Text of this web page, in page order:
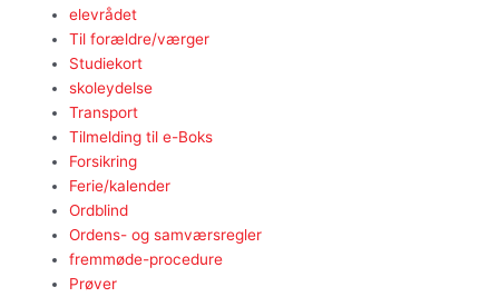
elevrådet
Til forældre/værger
Studiekort
skoleydelse
Transport
Tilmelding til e-Boks
Forsikring
Ferie/kalender
Ordblind
Ordens- og samværsregler
fremmøde-procedure
Prøver